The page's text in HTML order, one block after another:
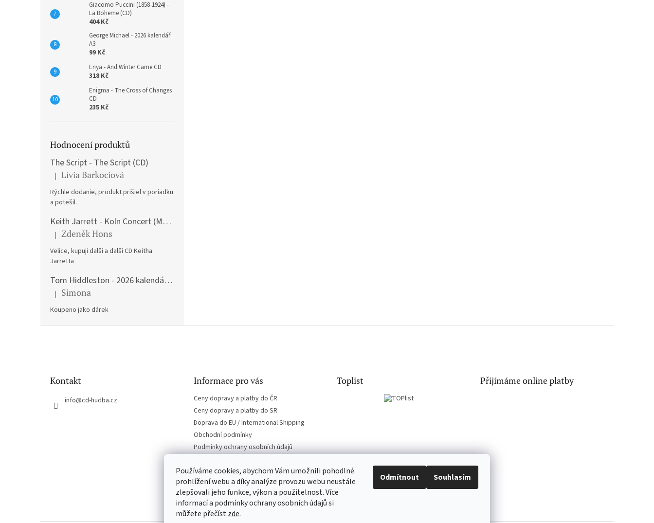
Používáme cookies, abychom Vám umožnili pohodlné
prohlížení webu a díky analýze provozu webu neustále
zlepšovali jeho funkce, výkon a použitelnost. Více
informací a podmínky ochrany osobních údajů si
můžete přečístzde.
Odmítnout Souhlasím
Giacomo Puccini (1858-1924) -
La Boheme (CD)
404 Kč
George Michael - 2026 kalendář
A3
99 Kč
Enya - And Winter Came CD
318 Kč
Enigma - The Cross of Changes
CD
235 Kč
Hodnocení produktů
The Script - The Script (CD)
Hodnocení produktu je 5 z 5 hvězdiček.
| Lívia Barkociová
Rýchle dodanie, produkt prišiel v poriadku
a potešil.
Keith Jarrett - Koln Concert (Music CD)
Hodnocení produktu je 5 z 5 hvězdiček.
| Zdeněk Hons
Velice, kupuji další a další CD Keitha
Jarretta
Tom Hiddleston - 2026 kalendář A3
Hodnocení produktu je 5 z 5 hvězdiček.
| Simona
Koupeno jako dárek
Kontakt
info@cd-hudba.cz
Informace pro vás
Ceny dopravy a platby do ČR
Ceny dopravy a platby do SR
Doprava do EU / International Shipping
Obchodní podmínky
Podmínky ochrany osobních údajů
Toplist Přijímáme online platby
EN-filmy.cz CD-Soundtrack.cz